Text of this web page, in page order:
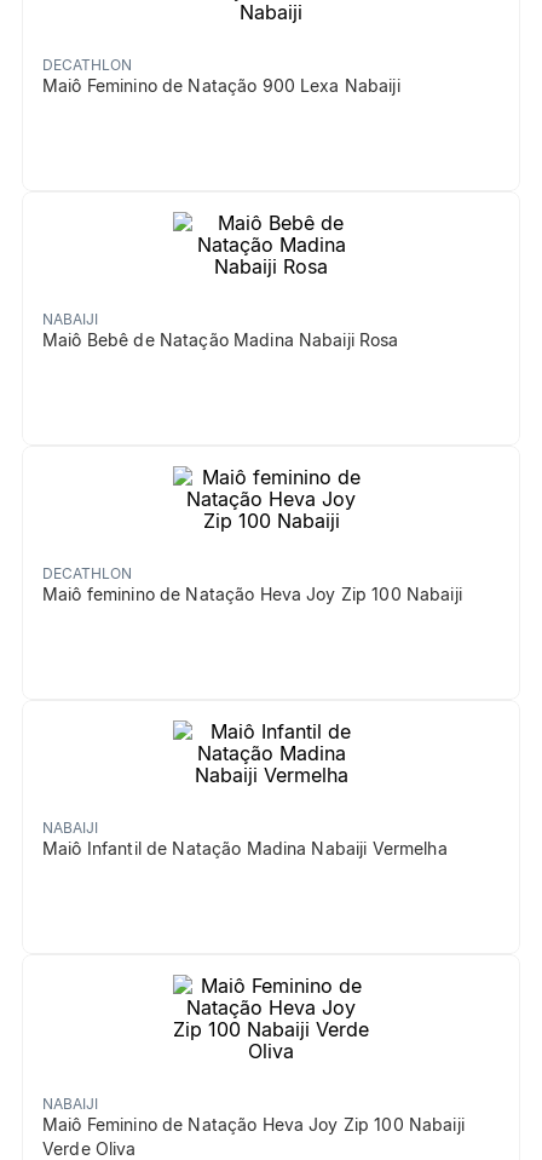
DECATHLON
Maiô Feminino de Natação 900 Lexa Nabaiji
NABAIJI
Maiô Bebê de Natação Madina Nabaiji Rosa
DECATHLON
Maiô feminino de Natação Heva Joy Zip 100 Nabaiji
NABAIJI
Maiô Infantil de Natação Madina Nabaiji Vermelha
NABAIJI
Maiô Feminino de Natação Heva Joy Zip 100 Nabaiji
Verde Oliva